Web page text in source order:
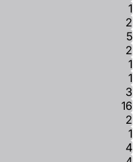
1
2
5
2
1
1
3
16
2
1
4